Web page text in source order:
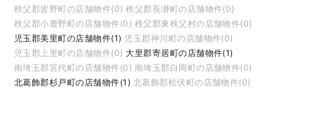
秩父郡皆野町の店舗物件(0) 秩父郡長瀞町の店舗物件(0)
秩父郡小鹿野町の店舗物件(0) 秩父郡東秩父村の店舗物件(0)
児玉郡美里町の店舗物件(1) 児玉郡神川町の店舗物件(0)
児玉郡上里町の店舗物件(0) 大里郡寄居町の店舗物件(1)
南埼玉郡宮代町の店舗物件(0) 南埼玉郡白岡町の店舗物件(0)
北葛飾郡杉戸町の店舗物件(1) 北葛飾郡松伏町の店舗物件(0)